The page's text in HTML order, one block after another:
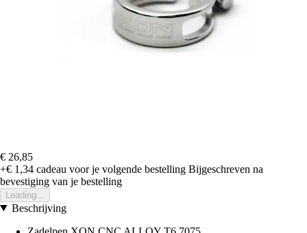
€ 26,85
+€ 1,34 cadeau voor je volgende bestelling Bijgeschreven na
bevestiging van je bestelling
Loading...
Beschrijving